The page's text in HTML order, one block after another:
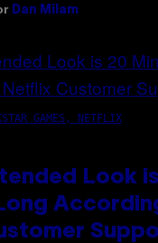
Dan Milam
GAMES, NETFLIX
Look